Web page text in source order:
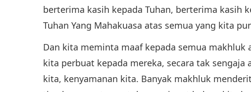
berterima kasih kepada Tuhan, berterima kasih
Tuhan Yang Mahakuasa atas semua yang kita
Dan kita meminta maaf kepada semua makhluk
kita perbuat kepada mereka, secara tak
kita, kenyamanan kita. Banyak makhluk